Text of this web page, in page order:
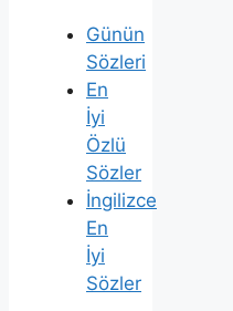
Günün
Sözleri
En
İyi
Özlü
Sözler
İngilizce
En
İyi
Sözler